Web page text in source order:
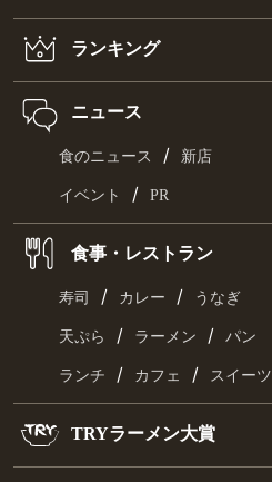
ランキング
ニュース
食のニュース / 新店
イベント / PR
食事・レストラン
寿司 / カレー / うなぎ
天ぷら / ラーメン / パン
ランチ / カフェ / スイーツ
TRYラーメン大賞